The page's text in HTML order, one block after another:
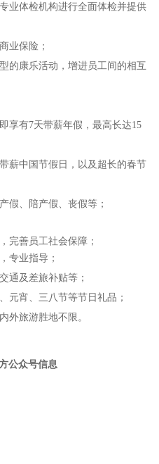
业体检机构进行全面体检并提供
业保险；
的康乐活动，增进员工间的相互
享有7天带薪年假，最高长达15
薪中国节假日，以及超长的春节
假、陪产假、丧假等；
完善员工社会保障；
专业指导；
通及差旅补贴等；
元宵、三八节等节日礼品；
外旅游胜地不限。
公众号信息